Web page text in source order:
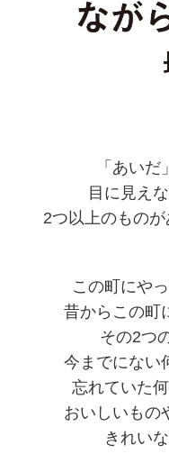
「あい
目に見え
2つ以上のものが
この町にや
昔からこの町
その2つ
今までにない
忘れていた
おいしいもの
きれい